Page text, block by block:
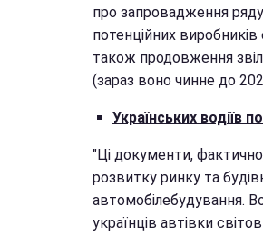
про запровадження ряду
потенційних
також продовження
(зараз воно чинне до
Українських водіїв
"Ці документи,
розвитку ринку та
автомобілебудування.
українців автівки